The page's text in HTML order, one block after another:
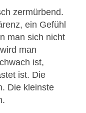
zermürbend.
ein Gefühl
man sich nicht
man
ist,
ist. Die
Die kleinste